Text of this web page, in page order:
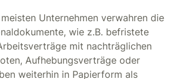
Unternehmen verwahren die
wie z.B. befristete
mit nachträglichen
Aufhebungsverträge oder
weiterhin in Papierform als